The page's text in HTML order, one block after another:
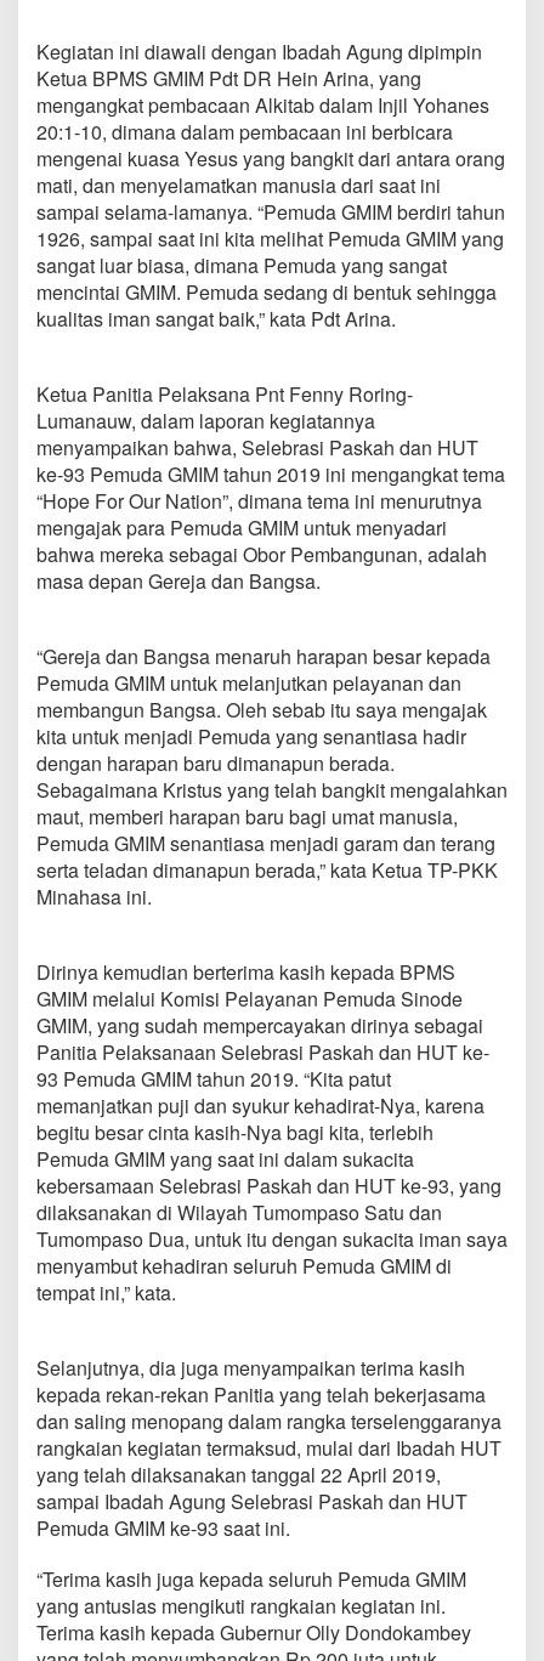
s
k
a
h
2
0
1
9
d
a
n
H
U
m
u
d
a
S
n
o
I
M
k
e
-
9
3
Kegiatan ini diawali dengan Ibadah Agung dipimpin
Ketua BPMS GMIM Pdt DR Hein Arina, yang
mengangkat pembacaan Alkitab dalam Injil Yohanes
20:1-10, dimana dalam pembacaan ini berbicara
mengenai kuasa Yesus yang bangkit dari antara orang
mati, dan menyelamatkan manusia dari saat ini
sampai selama-lamanya. “Pemuda GMIM berdiri tahun
1926, sampai saat ini kita melihat Pemuda GMIM yang
sangat luar biasa, dimana Pemuda yang sangat
mencintai GMIM. Pemuda sedang di bentuk sehingga
kualitas iman sangat baik,” kata Pdt Arina.
Ketua Panitia Pelaksana Pnt Fenny Roring-
Lumanauw, dalam laporan kegiatannya
menyampaikan bahwa, Selebrasi Paskah dan HUT
ke-93 Pemuda GMIM tahun 2019 ini mengangkat tema
“Hope For Our Nation”, dimana tema ini menurutnya
mengajak para Pemuda GMIM untuk menyadari
bahwa mereka sebagai Obor Pembangunan, adalah
masa depan Gereja dan Bangsa.
“Gereja dan Bangsa menaruh harapan besar kepada
Pemuda GMIM untuk melanjutkan pelayanan dan
membangun Bangsa. Oleh sebab itu saya mengajak
kita untuk menjadi Pemuda yang senantiasa hadir
dengan harapan baru dimanapun berada.
Sebagaimana Kristus yang telah bangkit mengalahkan
maut, memberi harapan baru bagi umat manusia,
Pemuda GMIM senantiasa menjadi garam dan terang
serta teladan dimanapun berada,” kata Ketua TP-PKK
Minahasa ini.
Dirinya kemudian berterima kasih kepada BPMS
GMIM melalui Komisi Pelayanan Pemuda Sinode
GMIM, yang sudah mempercayakan dirinya sebagai
Panitia Pelaksanaan Selebrasi Paskah dan HUT ke-
93 Pemuda GMIM tahun 2019. “Kita patut
memanjatkan puji dan syukur kehadirat-Nya, karena
begitu besar cinta kasih-Nya bagi kita, terlebih
Pemuda GMIM yang saat ini dalam sukacita
kebersamaan Selebrasi Paskah dan HUT ke-93, yang
dilaksanakan di Wilayah Tumompaso Satu dan
Tumompaso Dua, untuk itu dengan sukacita iman saya
menyambut kehadiran seluruh Pemuda GMIM di
tempat ini,” kata.
Selanjutnya, dia juga menyampaikan terima kasih
kepada rekan-rekan Panitia yang telah bekerjasama
dan saling menopang dalam rangka terselenggaranya
rangkaian kegiatan termaksud, mulai dari Ibadah HUT
yang telah dilaksanakan tanggal 22 April 2019,
sampai Ibadah Agung Selebrasi Paskah dan HUT
Pemuda GMIM ke-93 saat ini.
“Terima kasih juga kepada seluruh Pemuda GMIM
yang antusias mengikuti rangkaian kegiatan ini.
Terima kasih kepada Gubernur Olly Dondokambey